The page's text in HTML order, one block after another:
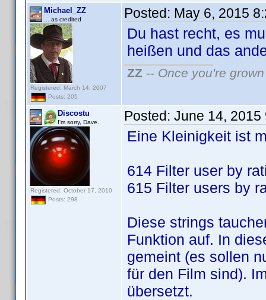
Michael_ZZ
... as credited
Registered: March 14, 2007
Posts: 205
Posted: May 6, 2015
Du hast recht, es
heißen und das
ZZ -- Once you're
Discostu
I'm sorry, Dave.
Registered: October 17, 2010
Posts: 298
Posted: June 14, 2015
Eine Kleinigkeit ist
614 Filter user by
615 Filter users by
Diese strings
Funktion auf. In
gemeint (es sollen
für den Film sind).
übersetzt.